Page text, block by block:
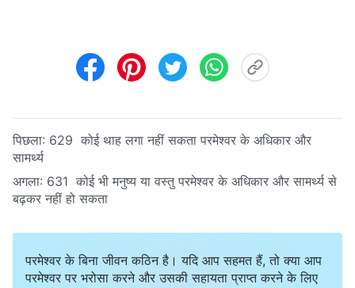
पिछला: 629 कोई थाह लगा नहीं सकता परमेश्वर के अधिकार और
सामर्थ्य
अगला: 631 कोई भी मनुष्य या वस्तु परमेश्वर के अधिकार और सामर्थ्य से
बढ़कर नहीं हो सकता
परमेश्वर के बिना जीवन कठिन है। यदि आप सहमत हैं, तो क्या आप
परमेश्वर पर भरोसा करने और उसकी सहायता प्राप्त करने के लिए